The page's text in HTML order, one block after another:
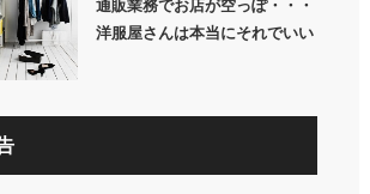
通販業務でお店が空っぽ・・・
洋服屋さんは本当にそれでいい